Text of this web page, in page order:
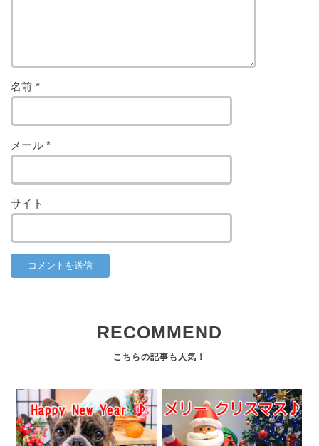
名前 *
メール*
サイト
RECOMMEND